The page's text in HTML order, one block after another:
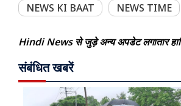
NEWS KI BAAT
NEWS TIME
Hindi News से जुड़े अन्य अपडेट लगातार
संबंधित खबरें